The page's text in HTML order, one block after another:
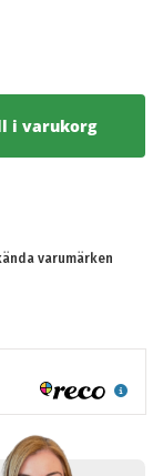
i varukorg
varumärken